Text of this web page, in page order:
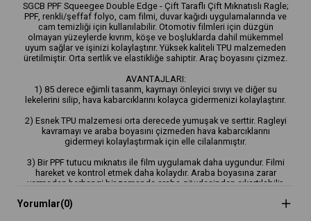
SGCB PPF Squeegee Double Edge - Çift Taraflı Çift Mıknatıslı Ragle;
PPF, renkli/şeffaf folyo, cam filmi, duvar kağıdı uygulamalarında ve
cam temizliği için kullanılabilir. Otomotiv filmleri için düzgün
olmayan yüzeylerde kıvrım, köşe ve boşluklarda dahil mükemmel
uyum sağlar ve işinizi kolaylaştırır. Yüksek kaliteli TPU malzemeden
üretilmiştir. Orta sertlik ve elastikliğe sahiptir. Araç boyasını çizmez.
AVANTAJLARI:
1) 85 derece eğimli tasarım, kaymayı önleyici sıvıyı ve diğer su
lekelerini silip, hava kabarcıklarını kolayca gidermenizi kolaylaştırır.
2) Esnek TPU malzemesi orta derecede yumuşak ve serttir. Ragleyi
kavramayı ve araba boyasını çizmeden hava kabarcıklarını
gidermeyi kolaylaştırmak için elle cilalanmıştır.
3) Bir PPF tutucu mıknatıs ile film uygulamak daha uygundur. Filmi
hareket ve kontrol etmek daha kolaydır. Araba boyasına zarar
vermeden herhangi bir zamanda araba gövdesinden çıkartılabilir.
4) Çift taraflı tasarım, uygulama esnasında işinizi kolaylaştırır.
Yorumlar(0)